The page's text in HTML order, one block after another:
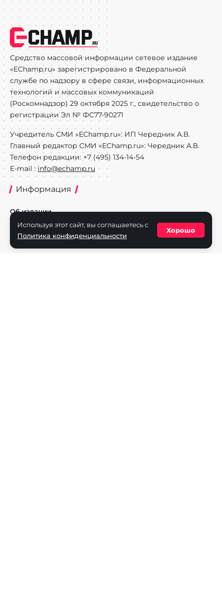
Средство массовой информации сетевое издание
«EChamp.ru» зарегистрировано в Федеральной
службе по надзору в сфере связи, информационных
технологий и массовых коммуникаций
(Роскомнадзор) 29 октября 2025 г., свидетельство о
регистрации Эл № ФС77-90271
Учредитель СМИ «EChamp.ru»: ИП Чередник А.В.
Главный редактор СМИ «EChamp.ru»: Чередник А.В.
Телефон редакции: +7 (495) 134-14-54
E-mail : info@echamp.ru
Информация
Об издании
Реклама на портале
Политика конфиденциальности
Используя этот сайт, вы соглашаетесь с
Политика конфиденциальности
Хорошо